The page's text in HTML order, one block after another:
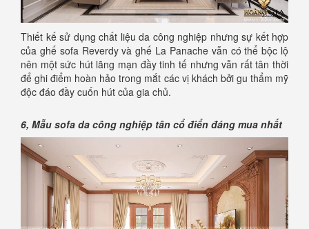
Thiết kế sử dụng chất liệu da công nghiệp nhưng sự kết hợp
của ghế sofa Reverdy và ghế La Panache vẫn có thể bộc lộ
nên một sức hút lãng mạn đầy tinh tế nhưng vẫn rất tân thời
để ghi điểm hoàn hảo trong mắt các vị khách bởi gu thẩm mỹ
độc đáo đầy cuốn hút của gia chủ.
6, Mẫu sofa da công nghiệp tân cổ điển đáng mua nhất